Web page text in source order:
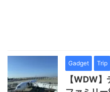
Gadget Trip
【WDW